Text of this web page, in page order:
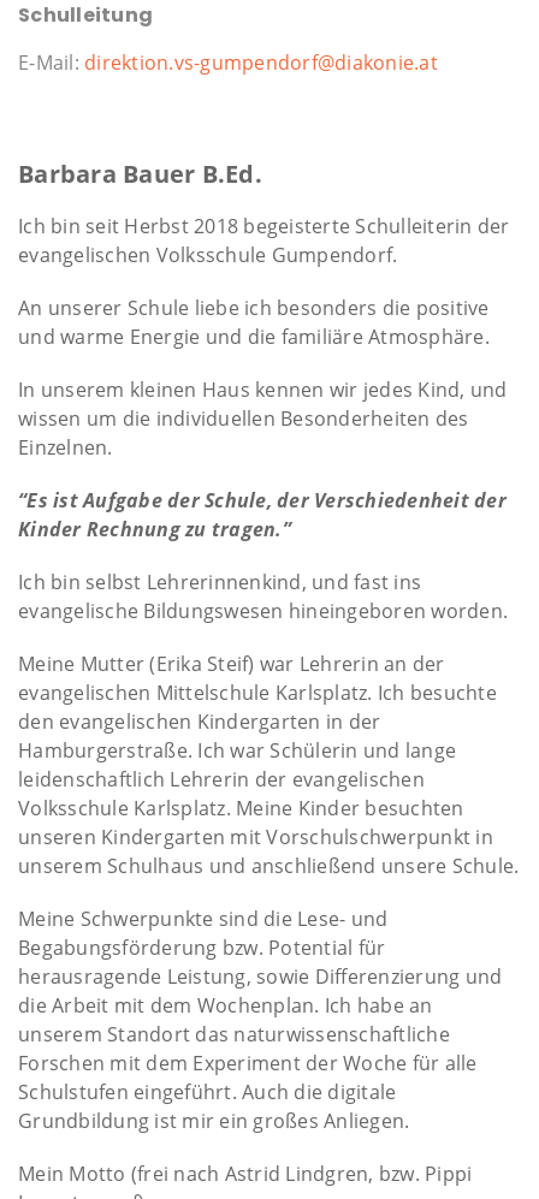
Schulleitung
E-Mail: direktion.vs-gumpendorf@diakonie.at
Barbara Bauer B.Ed.
Ich bin seit Herbst 2018 begeisterte Schulleiterin der
evangelischen Volksschule Gumpendorf.
An unserer Schule liebe ich besonders die positive
und warme Energie und die familiäre Atmosphäre.
In unserem kleinen Haus kennen wir jedes Kind, und
wissen um die individuellen Besonderheiten des
Einzelnen.
“Es ist Aufgabe der Schule, der Verschiedenheit der
Kinder Rechnung zu tragen.”
Ich bin selbst Lehrerinnenkind, und fast ins
evangelische Bildungswesen hineingeboren worden.
Meine Mutter (Erika Steif) war Lehrerin an der
evangelischen Mittelschule Karlsplatz. Ich besuchte
den evangelischen Kindergarten in der
Hamburgerstraße. Ich war Schülerin und lange
leidenschaftlich Lehrerin der evangelischen
Volksschule Karlsplatz. Meine Kinder besuchten
unseren Kindergarten mit Vorschulschwerpunkt in
unserem Schulhaus und anschließend unsere Schule.
Meine Schwerpunkte sind die Lese- und
Begabungsförderung bzw. Potential für
herausragende Leistung, sowie Differenzierung und
die Arbeit mit dem Wochenplan. Ich habe an
unserem Standort das naturwissenschaftliche
Forschen mit dem Experiment der Woche für alle
Schulstufen eingeführt. Auch die digitale
Grundbildung ist mir ein großes Anliegen.
Mein Motto (frei nach Astrid Lindgren, bzw. Pippi